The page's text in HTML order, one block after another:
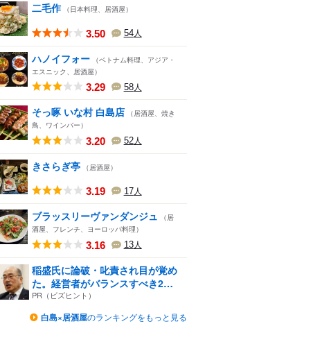
二毛作 （日本料理、居酒屋）
3.50 54人
ハノイフォー （ベトナム料理、アジア・
エスニック、居酒屋）
3.29 58人
そっ啄 いな村 白島店 （居酒屋、焼き
鳥、ワインバー）
3.20 52人
きさらぎ亭 （居酒屋）
3.19 17人
ブラッスリーヴァンダンジュ
（居
酒屋、フレンチ、ヨーロッパ料理）
3.16 13人
稲盛氏に論破・叱責され目が覚め
た。経営者がバランスすべき2
つ...
PR（ビズヒント）
白島×居酒屋のランキングをもっと見る